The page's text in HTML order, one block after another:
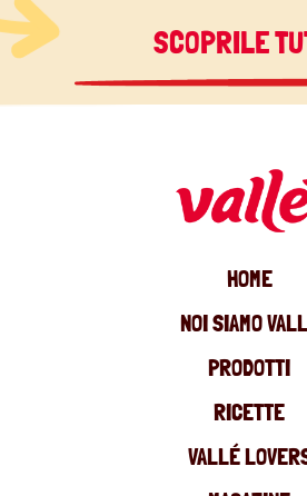
SCOPRILE
HOME
NOI SIAMO
PRODOTTI
RICETTE
VALLÉ